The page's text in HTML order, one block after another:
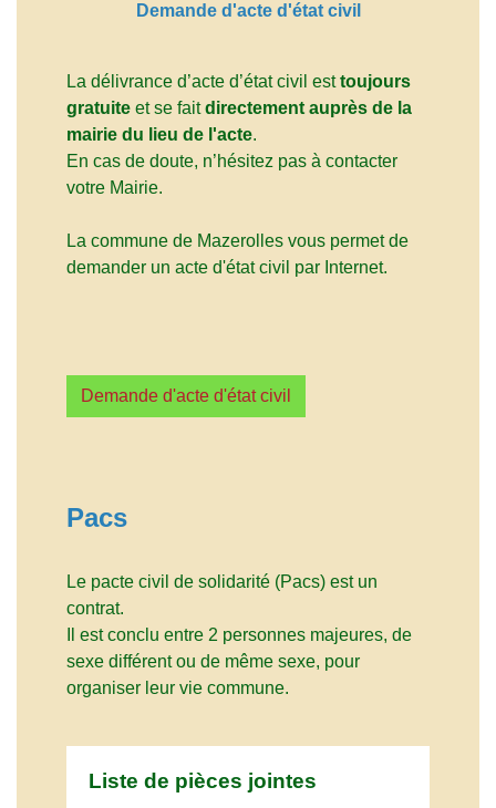
Demande d'acte d'état civil
La délivrance d’acte d’état civil esttoujours
gratuite et se faitdirectement auprès de la
mairie du lieu de l'acte.
En cas de doute, n’hésitez pas à contacter
votre Mairie.
La commune de Mazerolles vous permet de
demander un acte d'état civil par Internet.
Demande d'acte d'état civil
Pacs
Le pacte civil de solidarité (Pacs) est un
contrat.
Il est conclu entre 2 personnes majeures, de
sexe différent ou de même sexe, pour
organiser leur vie commune.
Liste de pièces jointes